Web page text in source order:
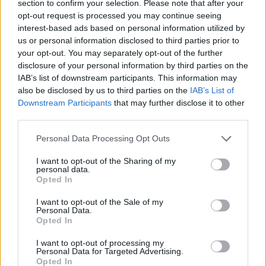
section to confirm your selection. Please note that after your
opt-out request is processed you may continue seeing
interest-based ads based on personal information utilized by
us or personal information disclosed to third parties prior to
your opt-out. You may separately opt-out of the further
disclosure of your personal information by third parties on the
IAB’s list of downstream participants. This information may
also be disclosed by us to third parties on the IAB’s List of
Downstream Participants that may further disclose it to other
Personal Data Processing Opt Outs
I want to opt-out of the Sharing of my
personal data.
Opted In
I want to opt-out of the Sale of my
Personal Data.
Opted In
I want to opt-out of processing my
Personal Data for Targeted Advertising.
Opted In
Orientación en
el Itinerario
2
Dificultad en el
Desplazamiento
2
Cantidad de
Esfuerzo
2
Descripción
Este sendero circular recorre las laderas del sureste
del pico Jálama (1.487 m). Concretamente rodea el
cerro conocido como La Sierrilla, atravesando los
parajes de Robledillo, La Mata y La Gallega.
Tiene su punto de inicio al final de la Calle El Palacio,
en primer lugar, y posteriormente entre pinares y